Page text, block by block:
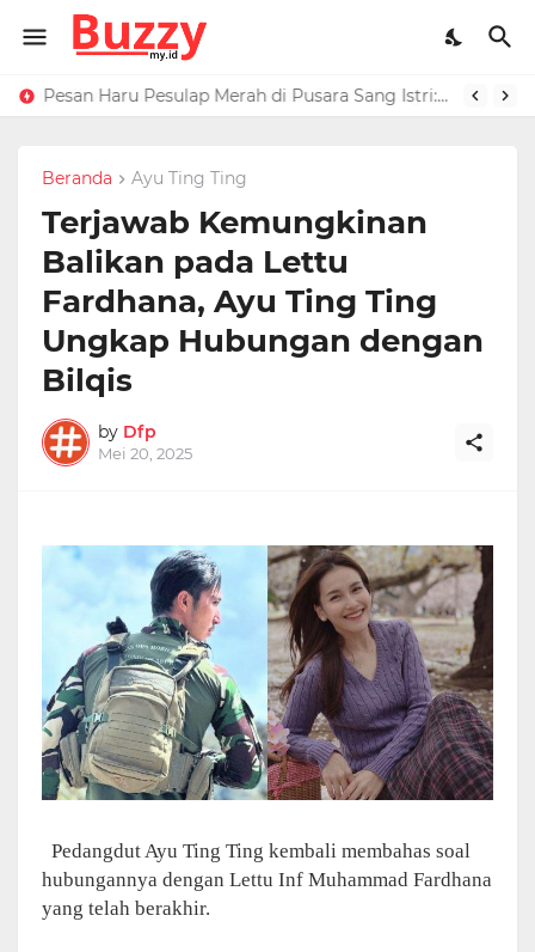
Pesan Haru Pesulap Merah di Pusara Sang Istri: Sekarang Kamu Enggak Perlu Sakit Disuntik Lagi
Raffi Ahmad Masih di LN, Kirim Rp 1 M ke Jeje Buat Korban Longsor Bandung Barat
Beranda Ayu Ting Ting
Terjawab Kemungkinan
Balikan pada Lettu
Fardhana, Ayu Ting Ting
Ungkap Hubungan dengan
Bilqis
by Dfp
Mei 20, 2025
Pedangdut Ayu Ting Ting kembali membahas soal
hubungannya dengan Lettu Inf Muhammad Fardhana
yang telah berakhir.